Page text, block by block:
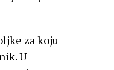
za koju
U